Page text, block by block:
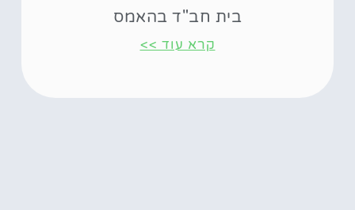
בית חב"ד בהאמס
קרא עוד >>